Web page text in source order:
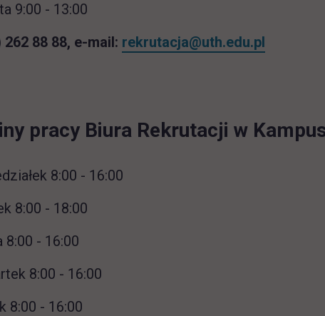
9:00 - 13:00
262 88 88, e-mail: rekrutacja@uth.edu.pl
pracy Biura Rekrutacji w
8:00 - 16:00
8:00 - 18:00
8:00 - 16:00
8:00 - 16:00
8:00 - 16:00